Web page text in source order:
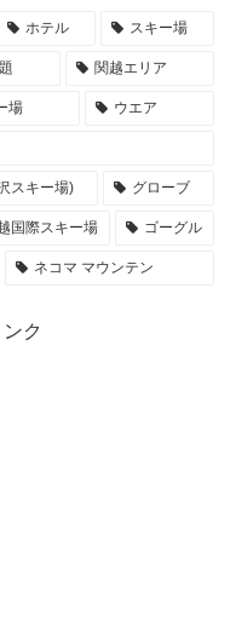
ホテル スキー場
関越エリア
場 ウエア
スキー場) グローブ
国際スキー場 ゴーグル
ネコマ マウンテン
ク